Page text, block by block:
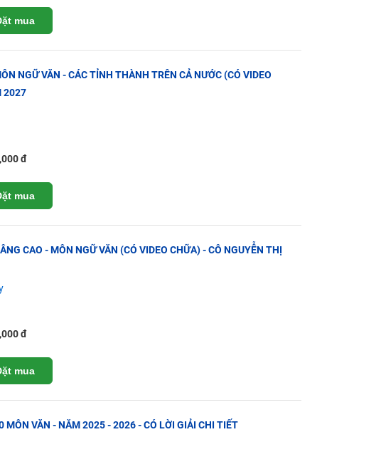
mua
NGỮ VĂN - CÁC TỈNH THÀNH TRÊN CẢ NƯỚC (CÓ VIDEO
2027
đ
mua
CAO - MÔN NGỮ VĂN (CÓ VIDEO CHỮA) - CÔ NGUYỄN THỊ
đ
mua
MÔN VĂN - NĂM 2025 - 2026 - CÓ LỜI GIẢI CHI TIẾT